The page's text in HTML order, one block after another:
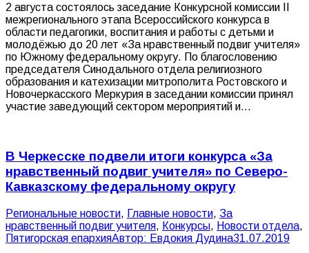
2 августа состоялось заседание Конкурсной комиссии II
межрегионального этапа Всероссийского конкурса в
области педагогики, воспитания и работы с детьми и
молодёжью до 20 лет «За нравственный подвиг учителя»
по Южному федеральному округу. По благословению
председателя Синодального отдела религиозного
образования и катехизации митрополита Ростовского и
Новочеркасского Меркурия в заседании комиссии принял
участие заведующий сектором мероприятий и…
В Черкесске подвели итоги конкурса «За
нравственный подвиг учителя» по Северо-
Кавказскому федеральному округу
Pегиональные новости, Главные новости, За
нравственный подвиг учителя, Конкурсы, Новости отдела,
Пятигорская епархияАвтор: Евдокия Дудина31.07.2019